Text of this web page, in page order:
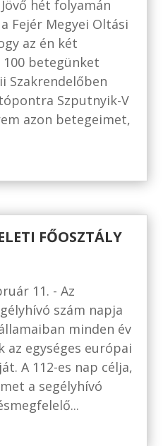
hét folyamán
Fejér Megyei Oltási
az én két
betegünket
Szakrendelőben
Szputnyik-V
azon betegeimet,
FŐOSZTÁLY
11. - Az
szám napja
minden év
egységes európai
A 112-es nap célja,
a segélyhívó